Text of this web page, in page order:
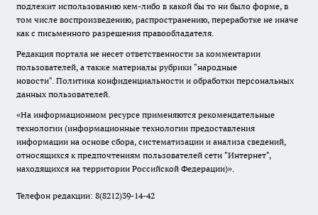
подлежит использованию кем-либо в какой бы то ни было форме, в
том числе воспроизведению, распространению, переработке не иначе
как с письменного разрешения правообладателя.
Редакция портала не несет ответственности за комментарии
пользователей, а также материалы рубрики "народные
новости". Политика конфиденциальности и обработки персональных
данных пользователей.
«На информационном ресурсе применяются рекомендательные
технологии (информационные технологии предоставления
информации на основе сбора, систематизации и анализа сведений,
относящихся к предпочтениям пользователей сети "Интернет",
находящихся на территории Российской Федерации)».
Телефон редакции: 8(8212)39-14-42